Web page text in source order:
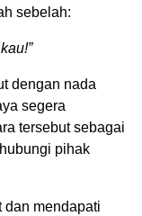
sebelah:
dengan nada
segera
tersebut sebagai
pihak
dan mendapati